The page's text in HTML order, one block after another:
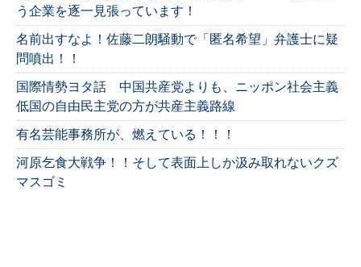
う企業を逐一見張っています！
名前出すなよ！佐藤二朗騒動で「匿名希望」弁護士に疑
問噴出！！
国際情勢ヨタ話 中国共産党よりも、ニッポン社会主義
低国の自由民主党の方が共産主義路線
有名芸能事務所が、燃えている！！！
河原乞食大戦争！！そして表面上しか汲み取れないクズ
マスゴミ